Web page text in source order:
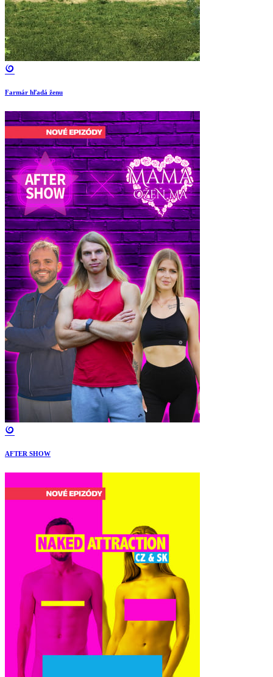
Farmár hľadá ženu
AFTER SHOW